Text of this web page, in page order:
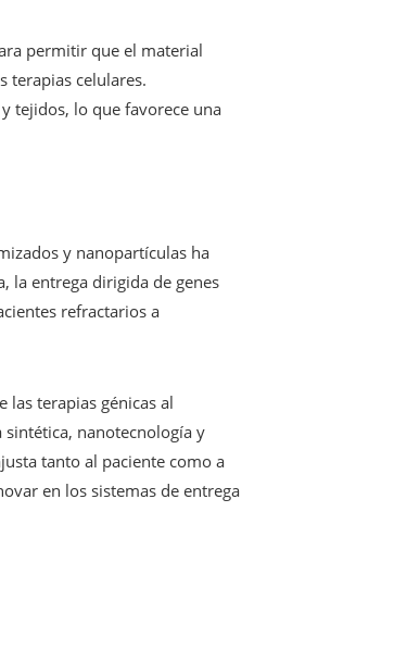
permitir que el material
terapias celulares.
tejidos, lo que favorece una
y nanopartículas ha
la entrega dirigida de genes
refractarios a
terapias génicas al
nanotecnología y
tanto al paciente como a
en los sistemas de entrega